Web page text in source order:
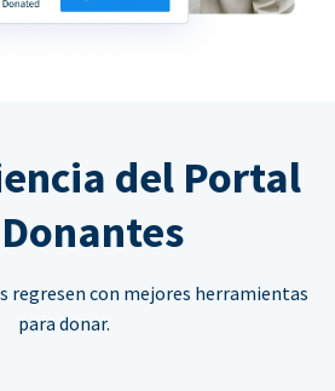
del Portal
regresen con mejores herramientas
para donar.